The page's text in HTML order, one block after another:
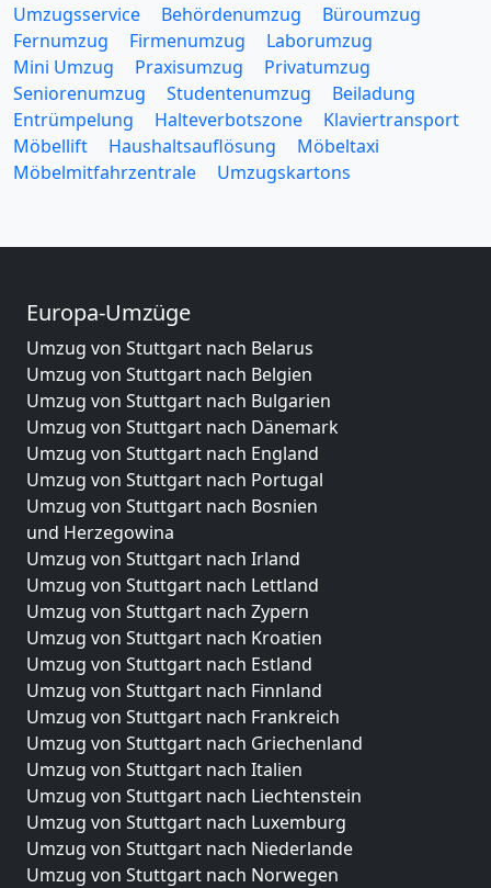
Umzugsservice Behördenumzug
Büroumzug
Fernumzug
Firmenumzug
Laborumzug
Mini Umzug
Praxisumzug
Privatumzug
Seniorenumzug
Studentenumzug
Beiladung
Entrümpelung
Halteverbotszone
Klaviertransport
Möbellift
Haushaltsauflösung
Möbeltaxi
Möbelmitfahrzentrale
Umzugskartons
Europa-Umzüge
Umzug von Stuttgart nach Belarus
Umzug von Stuttgart nach Belgien
Umzug von Stuttgart nach Bulgarien
Umzug von Stuttgart nach Dänemark
Umzug von Stuttgart nach England
Umzug von Stuttgart nach Portugal
Umzug von Stuttgart nach Bosnien
und Herzegowina
Umzug von Stuttgart nach Irland
Umzug von Stuttgart nach Lettland
Umzug von Stuttgart nach Zypern
Umzug von Stuttgart nach Kroatien
Umzug von Stuttgart nach Estland
Umzug von Stuttgart nach Finnland
Umzug von Stuttgart nach Frankreich
Umzug von Stuttgart nach Griechenland
Umzug von Stuttgart nach Italien
Umzug von Stuttgart nach Liechtenstein
Umzug von Stuttgart nach Luxemburg
Umzug von Stuttgart nach Niederlande
Umzug von Stuttgart nach Norwegen